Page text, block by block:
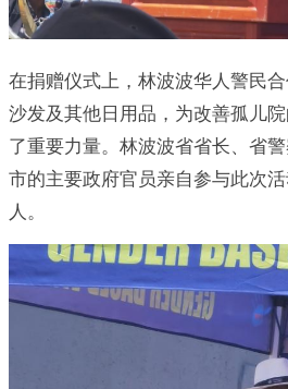
在捐赠仪式上，林波波华人警民
沙发及其他日用品，为改善孤儿
了重要力量。林波波省省长、省
市的主要政府官员亲自参与此次
人。